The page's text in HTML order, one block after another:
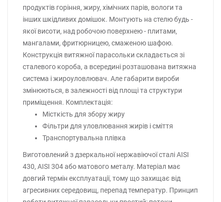
продуктів горіння, жиру, хімічних парів, вологи та
інших шкідливих домішок. Монтують на стелю будь -
якої висоти, над робочою поверхнею - плитами,
мангалами, фритюрницею, смаженою шафою.
Конструкція витяжної парасольки складається зі
сталевого короба, а всередині розташована витяжна
система і жироуловлювач. Але габарити вироби
змінюються, в залежності від площі та структури
приміщення. Комплектація:
Місткість для збору жиру
Фільтри для уловлювання жирів і сміття
Транспортувальна плівка
Виготовлений з дзеркальної нержавіючої сталі AISI
430, AISI 304 або матового металу. Матеріал має
довгий термін експлуатації, тому що захищає від
агресивних середовищ, перепад температур. Принцип